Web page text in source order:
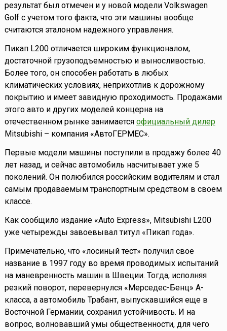
результат был отмечен и у новой модели Volkswagen
Golf с учетом того факта, что эти машины вообще
считаются эталоном надежного управления.
Пикап L200 отличается широким функционалом,
достаточной грузоподъемностью и выносливостью.
Более того, он способен работать в любых
климатических условиях, неприхотлив к дорожному
покрытию и имеет завидную проходимость. Продажами
этого авто и других моделей концерна на
отечественном рынке занимается официальный дилер
Mitsubishi – компания «АвтоГЕРМЕС».
Первые модели машины поступили в продажу более 40
лет назад, и сейчас автомобиль насчитывает уже 5
поколений. Он полюбился российским водителям и стал
самым продаваемым транспортным средством в своем
классе.
Как сообщило издание «Auto Express», Mitsubishi L200
уже четырежды завоевывал титул «Пикап года».
Примечательно, что «лосиный тест» получил свое
название в 1997 году во время проводимых испытаний
на маневренность машин в Швеции. Тогда, исполняя
резкий поворот, перевернулся «Мерседес-Бенц» А-
класса, а автомобиль Трабант, выпускавшийся еще в
Восточной Германии, сохранил устойчивость. И на
вопрос, волновавший умы общественности, для чего